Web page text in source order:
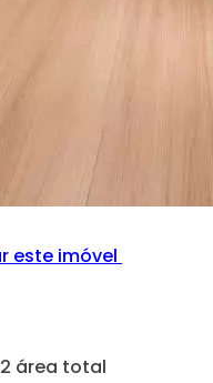
este imóvel
área total